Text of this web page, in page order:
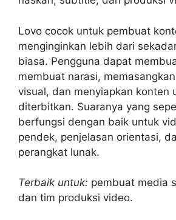
Lovo cocok untuk pembuat
menginginkan lebih dari
biasa. Pengguna dapat
membuat narasi,
visual, dan menyiapkan konten
diterbitkan. Suaranya yang
berfungsi dengan baik untuk
pendek, penjelasan orientasi,
perangkat lunak.
Terbaik untuk: pembuat media
dan tim produksi video.